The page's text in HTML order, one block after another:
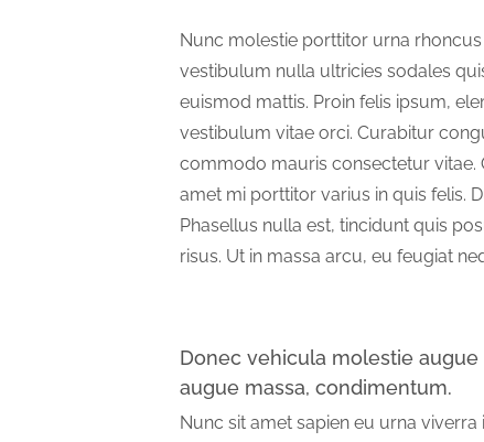
Nunc molestie porttitor urna
vestibulum nulla ultricies sodales
euismod mattis. Proin felis ipsum,
vestibulum vitae orci. Curabitur
commodo mauris consectetur vitae.
amet mi porttitor varius in quis felis.
Phasellus nulla est, tincidunt quis
risus. Ut in massa arcu, eu feugiat
Donec vehicula molestie augue
augue massa, condimentum.
Nunc sit amet sapien eu urna